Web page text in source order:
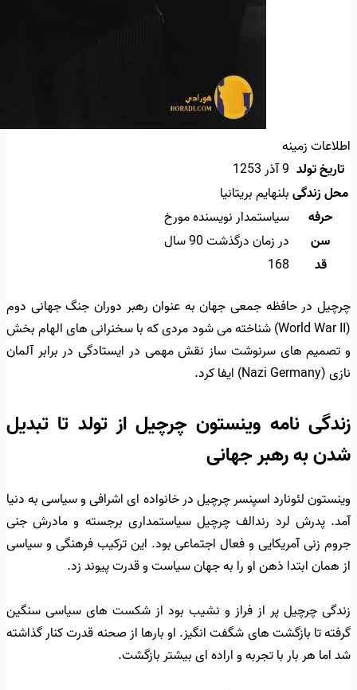
اطلاعات زمینه
تاریخ تولد 9 آذر 1253
محل زندگیبلنهایم بریتانیا
حرفه
سیاستمدار نویسنده مورخ
سن
در زمان درگذشت 90 سال
قد
168
چرچیل در حافظه جمعی جهان به عنوان رهبر دوران جنگ جهانی دوم
(World War II) شناخته می شود مردی که با سخنرانی های الهام بخش
و تصمیم های سرنوشت ساز نقش مهمی در ایستادگی در برابر آلمان
نازی (Nazi Germany) ایفا کرد.
زندگی نامه وینستون چرچیل از تولد تا تبدیل
شدن به رهبر جهانی
وینستون لئونارد اسپنسر چرچیل در خانواده ای اشرافی و سیاسی به دنیا
آمد. پدرش لرد رندالف چرچیل سیاستمداری برجسته و مادرش جنی
جروم زنی آمریکایی و فعال اجتماعی بود. این ترکیب فرهنگی و سیاسی
از همان ابتدا ذهن او را به جهان سیاست و قدرت پیوند زد.
زندگی چرچیل پر از فراز و نشیب بود از شکست های سیاسی سنگین
گرفته تا بازگشت های شگفت انگیز. او بارها از صحنه قدرت کنار گذاشته
شد اما هر بار با تجربه و اراده ای بیشتر بازگشت.